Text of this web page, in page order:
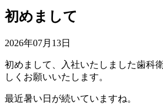
初めまして
2026年07月13日
初めまして、入社いたしました歯科
しくお願いいたします。
最近暑い日が続いていますね。